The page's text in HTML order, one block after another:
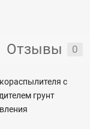
Отзывы 0
с
грунт